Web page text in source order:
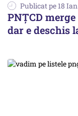
Publicat pe 18
PNȚCD
dar e deschis